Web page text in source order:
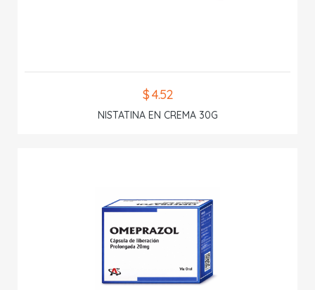
$ 4.52
NISTATINA EN CREMA 30G